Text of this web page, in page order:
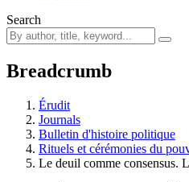
Search
Breadcrumb
Érudit
Journals
Bulletin d'histoire politique
Rituels et cérémonies du
Le deuil comme consensus.